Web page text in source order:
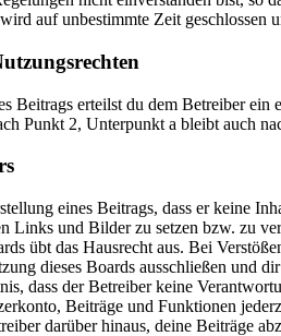
auf unbestimmte Zeit geschlossen
Beitrags erteilst du dem Betreiber
Punkt 2, Unterpunkt a bleibt auch
eines Beitrags, dass er keine
Links und Bilder zu setzen bzw. zu
übt das Hausrecht aus. Bei
dieses Boards ausschließen und
dass der Betreiber keine
Beiträge und Funktionen
darüber hinaus, deine Beiträge